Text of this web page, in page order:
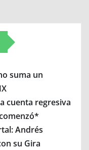
suma un
cuenta regresiva
Andrés
su Gira